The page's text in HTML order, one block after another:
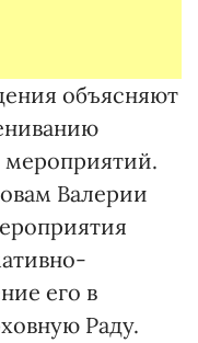
объясняют
мероприятий.
Валерии
его в
Раду.